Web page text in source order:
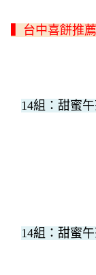
▍台中喜餅推
14組：甜蜜
14組：甜蜜